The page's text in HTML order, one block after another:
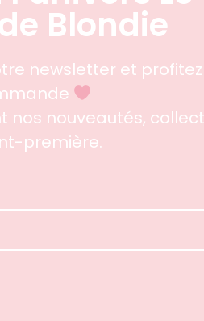
Blondie
newsletter et profitez
nos nouveautés,
première.